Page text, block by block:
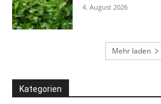
4. August 2026
Mehr laden
Kategorien